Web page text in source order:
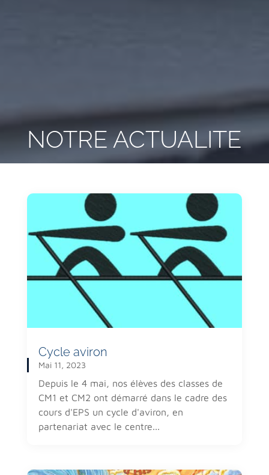
NOTRE ACTUALITE
Cycle aviron
Mai 11, 2023
Depuis le 4 mai, nos élèves des classes de
CM1 et CM2 ont démarré dans le cadre des
cours d'EPS un cycle d'aviron, en
partenariat avec le centre...